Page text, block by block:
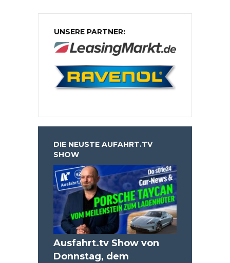
UNSERE PARTNER:
DIE NEUSTE AUFAHRT.TV
SHOW
Ausfahrt.tv Show von
Donnstag, dem